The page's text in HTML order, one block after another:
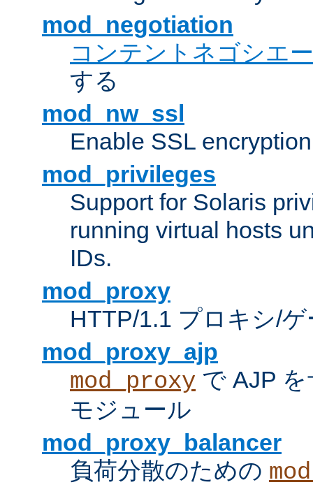
mod_negotiation
コンテントネゴシエ
する
mod_nw_ssl
Enable SSL
mod_privileges
Support for Solaris
running virtual hosts
IDs.
mod_proxy
HTTP/1.1 プロキシ/
mod_proxy_ajp
mod_proxy で AJP
モジュール
mod_proxy_balancer
負荷分散のための